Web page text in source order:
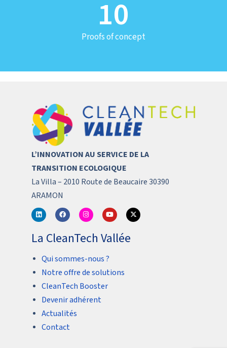
Proofs of concept
10
L’INNOVATION AU SERVICE DE LA
TRANSITION ECOLOGIQUE
La Villa – 2010 Route de Beaucaire 30390
ARAMON
La CleanTech Vallée
Qui sommes-nous ?
Notre offre de solutions
CleanTech Booster
Devenir adhérent
Actualités
Contact